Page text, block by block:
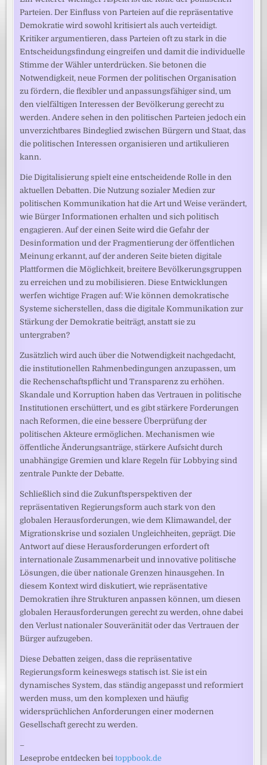
Parteien. Der Einfluss von Parteien auf die repräsentative
Demokratie wird sowohl kritisiert als auch verteidigt.
Kritiker argumentieren, dass Parteien oft zu stark in die
Entscheidungsfindung eingreifen und damit die individuelle
Stimme der Wähler unterdrücken. Sie betonen die
Notwendigkeit, neue Formen der politischen Organisation
zu fördern, die flexibler und anpassungsfähiger sind, um
den vielfältigen Interessen der Bevölkerung gerecht zu
werden. Andere sehen in den politischen Parteien jedoch ein
unverzichtbares Bindeglied zwischen Bürgern und Staat, das
die politischen Interessen organisieren und artikulieren
kann.
Die Digitalisierung spielt eine entscheidende Rolle in den
aktuellen Debatten. Die Nutzung sozialer Medien zur
politischen Kommunikation hat die Art und Weise verändert,
wie Bürger Informationen erhalten und sich politisch
engagieren. Auf der einen Seite wird die Gefahr der
Desinformation und der Fragmentierung der öffentlichen
Meinung erkannt, auf der anderen Seite bieten digitale
Plattformen die Möglichkeit, breitere Bevölkerungsgruppen
zu erreichen und zu mobilisieren. Diese Entwicklungen
werfen wichtige Fragen auf: Wie können demokratische
Systeme sicherstellen, dass die digitale Kommunikation zur
Stärkung der Demokratie beiträgt, anstatt sie zu
untergraben?
Zusätzlich wird auch über die Notwendigkeit nachgedacht,
die institutionellen Rahmenbedingungen anzupassen, um
die Rechenschaftspflicht und Transparenz zu erhöhen.
Skandale und Korruption haben das Vertrauen in politische
Institutionen erschüttert, und es gibt stärkere Forderungen
nach Reformen, die eine bessere Überprüfung der
politischen Akteure ermöglichen. Mechanismen wie
öffentliche Änderungsanträge, stärkere Aufsicht durch
unabhängige Gremien und klare Regeln für Lobbying sind
zentrale Punkte der Debatte.
Schließlich sind die Zukunftsperspektiven der
repräsentativen Regierungsform auch stark von den
globalen Herausforderungen, wie dem Klimawandel, der
Migrationskrise und sozialen Ungleichheiten, geprägt. Die
Antwort auf diese Herausforderungen erfordert oft
internationale Zusammenarbeit und innovative politische
Lösungen, die über nationale Grenzen hinausgehen. In
diesem Kontext wird diskutiert, wie repräsentative
Demokratien ihre Strukturen anpassen können, um diesen
globalen Herausforderungen gerecht zu werden, ohne dabei
den Verlust nationaler Souveränität oder das Vertrauen der
Bürger aufzugeben.
Diese Debatten zeigen, dass die repräsentative
Regierungsform keineswegs statisch ist. Sie ist ein
dynamisches System, das ständig angepasst und reformiert
werden muss, um den komplexen und häufig
widersprüchlichen Anforderungen einer modernen
Gesellschaft gerecht zu werden.
–
Leseprobe entdecken beitoppbook.de